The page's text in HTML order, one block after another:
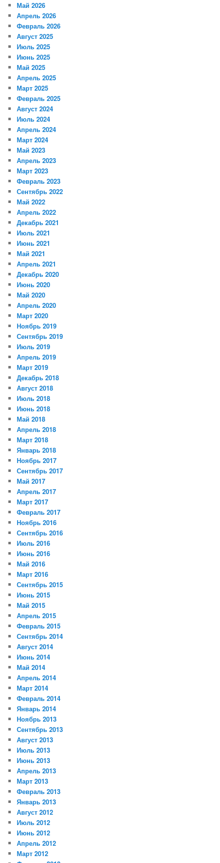
Май 2026
Апрель 2026
Февраль 2026
Август 2025
Июль 2025
Июнь 2025
Май 2025
Апрель 2025
Март 2025
Февраль 2025
Август 2024
Июль 2024
Апрель 2024
Март 2024
Май 2023
Апрель 2023
Март 2023
Февраль 2023
Сентябрь 2022
Май 2022
Апрель 2022
Декабрь 2021
Июль 2021
Июнь 2021
Май 2021
Апрель 2021
Декабрь 2020
Июнь 2020
Май 2020
Апрель 2020
Март 2020
Ноябрь 2019
Сентябрь 2019
Июль 2019
Апрель 2019
Март 2019
Декабрь 2018
Август 2018
Июль 2018
Июнь 2018
Май 2018
Апрель 2018
Март 2018
Январь 2018
Ноябрь 2017
Сентябрь 2017
Май 2017
Апрель 2017
Март 2017
Февраль 2017
Ноябрь 2016
Сентябрь 2016
Июль 2016
Июнь 2016
Май 2016
Март 2016
Сентябрь 2015
Июнь 2015
Май 2015
Апрель 2015
Февраль 2015
Сентябрь 2014
Август 2014
Июнь 2014
Май 2014
Апрель 2014
Март 2014
Февраль 2014
Январь 2014
Ноябрь 2013
Сентябрь 2013
Август 2013
Июль 2013
Июнь 2013
Апрель 2013
Март 2013
Февраль 2013
Январь 2013
Август 2012
Июль 2012
Июнь 2012
Апрель 2012
Март 2012